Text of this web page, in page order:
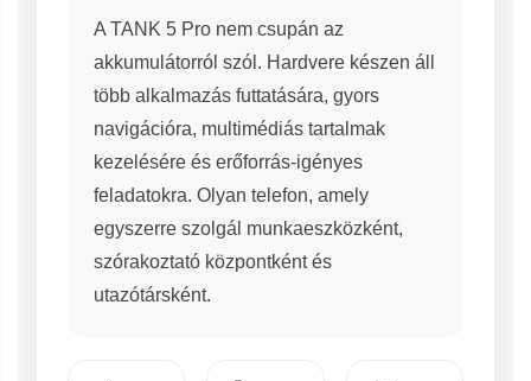
A TANK 5 Pro nem csupán az
akkumulátorról szól. Hardvere készen áll
több alkalmazás futtatására, gyors
navigációra, multimédiás tartalmak
kezelésére és erőforrás-igényes
feladatokra. Olyan telefon, amely
egyszerre szolgál munkaeszközként,
szórakoztató központként és
utazótársként.